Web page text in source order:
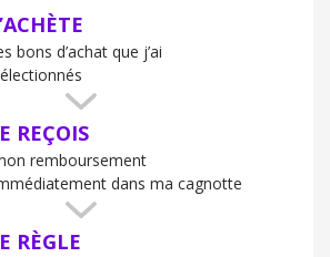
bons d’achat que j’ai
REÇOIS
remboursement
dans ma cagnotte
RÈGLE